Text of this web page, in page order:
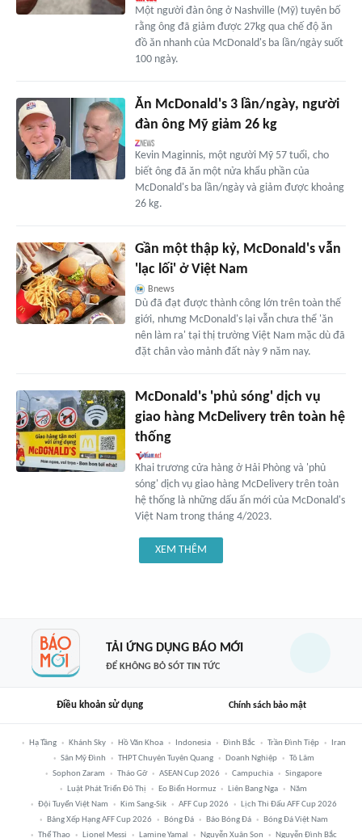
Một người đàn ông ở Nashville (Mỹ) tuyên bố
rằng ông đã giảm được 27kg qua chế độ ăn
đồ ăn nhanh của McDonald's ba lần/ngày suốt
100 ngày.
Ăn McDonald's 3 lần/ngày, người
đàn ông Mỹ giảm 26 kg
Kevin Maginnis, một người Mỹ 57 tuổi, cho
biết ông đã ăn một nửa khẩu phần của
McDonald's ba lần/ngày và giảm được khoảng
26 kg.
Gần một thập kỷ, McDonald's vẫn
'lạc lối' ở Việt Nam
Bnews
Dù đã đạt được thành công lớn trên toàn thế
giới, nhưng McDonald's lại vẫn chưa thể 'ăn
nên làm ra' tại thị trường Việt Nam mặc dù đã
đặt chân vào mảnh đất này 9 năm nay.
McDonald's 'phủ sóng' dịch vụ
giao hàng McDelivery trên toàn hệ
thống
Khai trương cửa hàng ở Hải Phòng và 'phủ
sóng' dịch vụ giao hàng McDelivery trên toàn
hệ thống là những dấu ấn mới của McDonald's
Việt Nam trong tháng 4/2023.
XEM THÊM
TẢI ỨNG DỤNG BÁO MỚI
ĐỂ KHÔNG BỎ SÓT TIN TỨC
Điều khoản sử dụng Chính sách bảo mật
Hạ Tầng Khánh Sky Hồ Văn Khoa Indonesia Đình Bắc Trần Đình Tiệp
Iran
Sân Mỹ Đình
THPT Chuyên Tuyên Quang Doanh Nghiệp
Tô Lâm
Sophon Zaram
Tháo Gỡ ASEAN Cup 2026 Campuchia
Singapore
Luật Phát Triển Đô Thị
Eo Biển Hormuz Liên Bang Nga
Năm
Đội Tuyển Việt Nam
Kim Sang-Sik AFF Cup 2026
Lịch Thi Đấu AFF Cup 2026
Bảng Xếp Hạng AFF Cup 2026
Bóng Đá Báo Bóng Đá
Bóng Đá Việt Nam
Thể Thao
Lionel Messi Lamine Yamal Nguyễn Xuân Son Nguyễn Đình Bắc